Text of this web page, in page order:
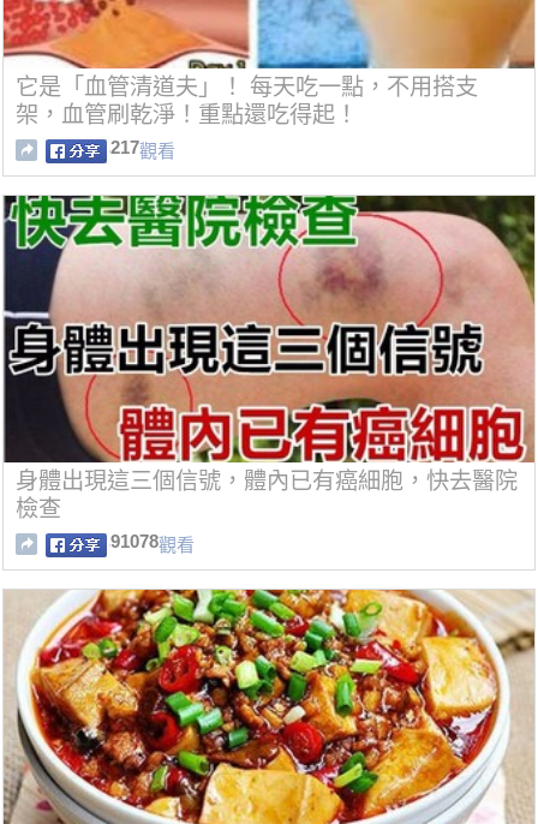
它是「血管清道夫」！ 每天吃一點，不用搭支
架，血管刷乾淨！重點還吃得起！
217觀看
身體出現這三個信號，體內已有癌細胞，快去醫院
檢查
91078觀看